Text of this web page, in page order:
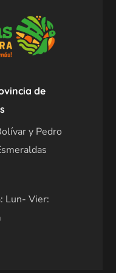
de
y Pedro
Lun- Vier: